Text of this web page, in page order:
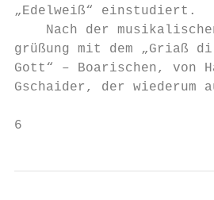
„Edelweiß“ einstudiert.
Nach der
grüßung mit dem „Griaß
Gott“ – Boarischen, von
Gschaider, der
6